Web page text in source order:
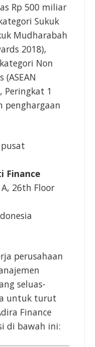
Rp 500 miliar
Sukuk
Mudharabah
2018),
Non
(ASEAN
Peringkat 1
penghargaan
Finance
26th Floor
perusahaan
seluas-
untuk turut
Finance
di bawah ini: